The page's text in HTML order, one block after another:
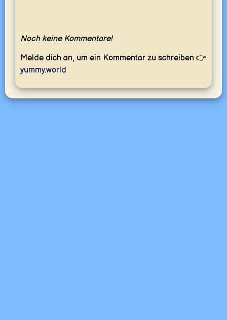
Noch keine Kommentare!
Melde dich an, um ein Kommentar zu schreiben 👉
yummy.world